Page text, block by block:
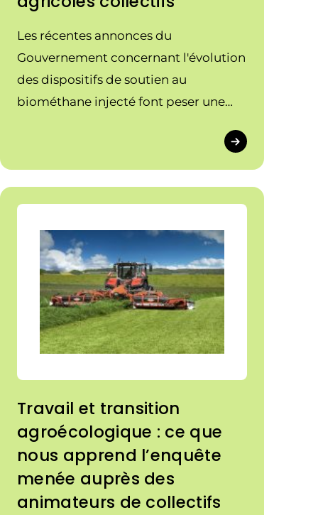
Les récentes annonces du
Gouvernement concernant l'évolution
des dispositifs de soutien au
biométhane injecté font peser une
portés par les agricultrices et
agriculteurs en collectif.
Travail et transition
agroécologique : ce que
nous apprend l’enquête
menée auprès des
animateurs de collectifs